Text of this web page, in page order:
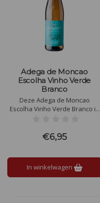
Adega de Moncao
Escolha Vinho Verde
Branco
Deze Adega de Moncao
Escolha Vinho Verde Branco is
perzik en abrikoos, persistent
en droog, lichtjes sprankelend.
€6,95
In winkelwagen